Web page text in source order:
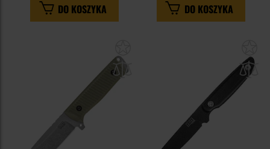
DO KOSZYKA DO KOSZYKA